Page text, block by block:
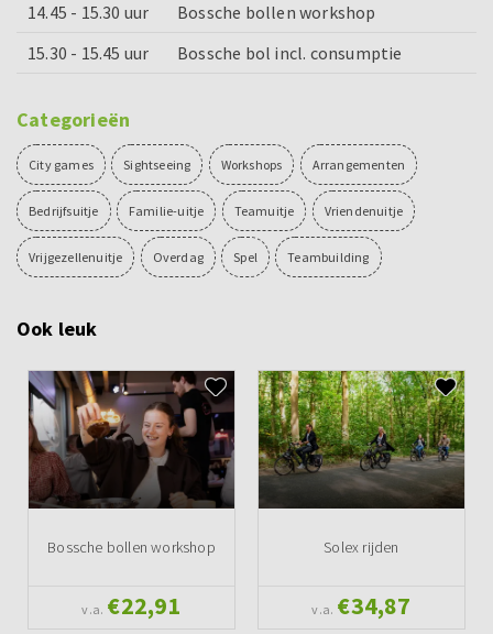
14.45 - 15.30 uur
Bossche bollen workshop
15.30 - 15.45 uur
Bossche bol incl. consumptie
Categorieën
City games Sightseeing Workshops Arrangementen
Bedrijfsuitje Familie-uitje Teamuitje Vriendenuitje
Vrijgezellenuitje Overdag Spel Teambuilding
Ook leuk
Bossche bollen workshop
v.a. €22,91
Solex rijden
v.a. €34,87